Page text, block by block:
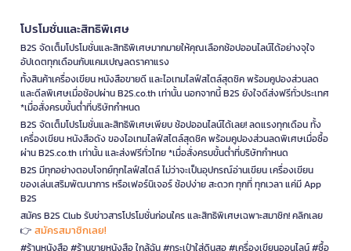
โปรโมชั่นและสิทธิพิเศษ
B2S จัดเต็มโปรโมชั่นและสิทธิพิเศษมากมายให้คุณเลือกช้อปออนไลน์ได้อย่างจุใจ
อัปเดตทุกเดือนกับแคมเปญลดราคาแรง
ทั้งสินค้าเครื่องเขียน หนังสือขายดี และไอเทมไลฟ์สไตล์สุดชิค พร้อมคูปองส่วนลด
และดีลพิเศษเมื่อช้อปผ่าน B2S.co.th เท่านั้น นอกจากนี้ B2S ยังใจดีส่งฟรีทั่วประเทศ
*เมื่อสั่งครบขั้นต่ำที่บริษัทกำหนด
B2S จัดเต็มโปรโมชั่นและสิทธิพิเศษเพียบ ช้อปออนไลน์ได้เลย! ลดแรงทุกเดือน ทั้ง
เครื่องเขียน หนังสือดัง ของไอเทมไลฟ์สไตล์สุดชิค พร้อมคูปองส่วนลดพิเศษเมื่อซื้อ
ผ่าน B2S.co.th เท่านั้น และส่งฟรีทั่วไทย *เมื่อสั่งครบขั้นต่ำที่บริษัทกำหนด
B2S มีทุกอย่างตอบโจทย์ทุกไลฟ์สไตล์ ไม่ว่าจะเป็นอุปกรณ์อ่านเขียน เครื่องเขียน
ของเล่นเสริมพัฒนาการ หรือเฟอร์นิเจอร์ ช้อปง่าย สะดวก ทุกที่ ทุกเวลา แค่มี App
B2S
สมัคร B2S Club รับข่าวสารโปรโมชั่นก่อนใคร และสิทธิพิเศษเฉพาะสมาชิก! คลิกเลย
👉 สมัครสมาชิกเลย!
#ร้านหนังสือ #ร้านขายหนังสือ ใกล้ฉัน #กระเป๋าใส่ดินสอ #เครื่องเขียนออนไลน์ #ซื้อ